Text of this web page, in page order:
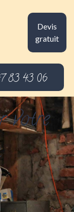
Devis
gratuit
83 43 06
votre